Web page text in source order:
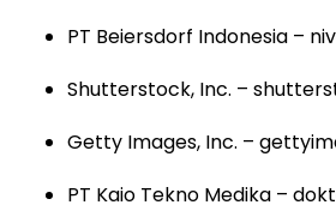
PT Beiersdorf Indonesia –
Shutterstock, Inc. –
Getty Images, Inc. –
PT Kaio Tekno Medika –